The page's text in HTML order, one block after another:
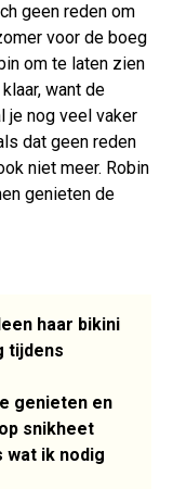
geen reden om
voor de boeg
om te laten zien
want de
je nog veel vaker
dat geen reden
niet meer. Robin
genieten de
haar bikini
tijdens
genieten en
snikheet
wat ik nodig